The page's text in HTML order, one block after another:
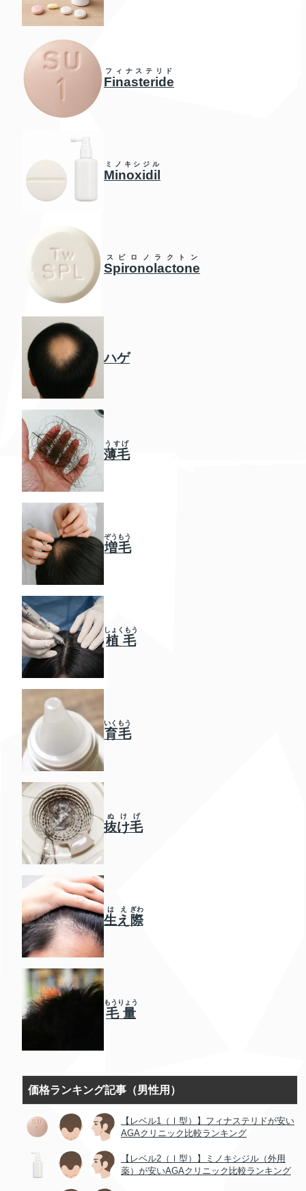
Finasteride
フィナステリド
Minoxidil
ミノキシジル
Spironolactone
スピロノラクトン
ハゲ
薄毛
うすげ
増毛
ぞうもう
植毛
しょくもう
育毛
いくもう
抜け毛
ぬけげ
生
は
え
え
際
ぎわ
毛量
もうりょう
価格ランキング記事（男性用）
【レベル1（Ⅰ型）】フィナステリドが安い
AGAクリニック比較ランキング
【レベル2（Ⅰ型）】ミノキシジル（外用
薬）が安いAGAクリニック比較ランキング